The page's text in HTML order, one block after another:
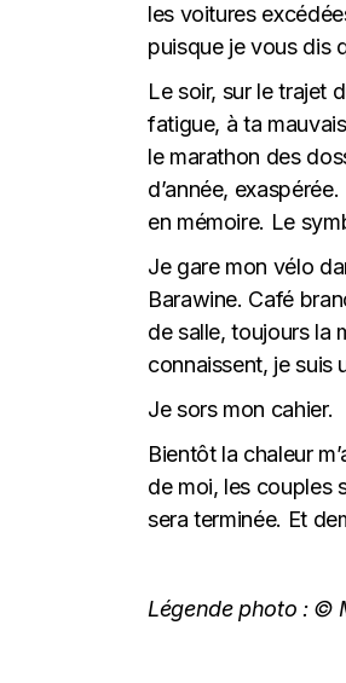
les voitures
puisque je vous dis
Le soir, sur le trajet
fatigue, à ta
le marathon des
d’année,
en mémoire. Le
Je gare mon vélo
Barawine. Café
de salle, toujours la
connaissent, je suis
Je sors mon cahier.
Bientôt la chaleur
de moi, les couples
sera terminée. Et
Légende photo : ©